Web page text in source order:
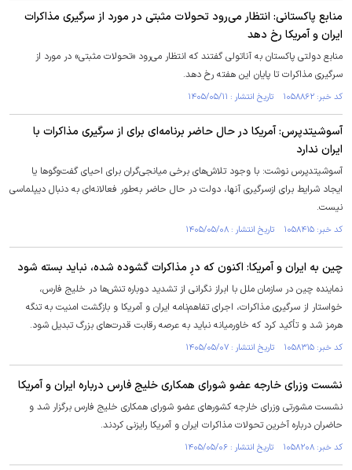
منابع پاکستانی: انتظار می‌رود تحولات مثبتی در مورد از سرگیری مذاکرات
ایران و آمریکا رخ دهد
منابع دولتی پاکستان به آناتولی گفتند که انتظار می‌رود «تحولات مثبتی» در مورد از
سرگیری مذاکرات تا پایان این هفته رخ دهد.
کد خبر: ۱۰۵۸۸۶۲ تاریخ انتشار : ۱۴۰۵/۰۵/۱۱
آسوشیتدپرس: آمریکا در حال حاضر برنامه‌ای برای از سرگیری مذاکرات با
ایران ندارد
آسوشیتدپرس نوشت: با وجود تلاش‌های برخی میانجی‌گران برای احیای گفت‌وگوها یا
ایجاد شرایط برای ازسرگیری آنها، دولت در حال حاضر به‌طور فعالانه‌ای به دنبال دیپلماسی
نیست.
کد خبر: ۱۰۵۸۴۱۵ تاریخ انتشار : ۱۴۰۵/۰۵/۰۸
چین به ایران و آمریکا: اکنون که درِ مذاکرات گشوده شده، نباید بسته شود
نماینده چین در سازمان ملل با ابراز نگرانی از تشدید دوباره تنش‌ها در خلیج فارس،
خواستار از سرگیری مذاکرات، اجرای تفاهم‌نامه ایران و آمریکا و بازگشت امنیت به تنگه
هرمز شد و تأکید کرد که خاورمیانه نباید به عرصه رقابت قدرت‌های بزرگ تبدیل شود.
کد خبر: ۱۰۵۸۳۱۵ تاریخ انتشار : ۱۴۰۵/۰۵/۰۷
نشست وزرای خارجه عضو شورای همکاری خلیج فارس درباره ایران و آمریکا
نشست مشورتی وزرای خارجه کشورهای عضو شورای همکاری خلیج فارس برگزار شد و
حاضران درباره آخرین تحولات مذاکرات ایران و آمریکا رایزنی کردند.
کد خبر: ۱۰۵۸۲۰۸ تاریخ انتشار : ۱۴۰۵/۰۵/۰۶